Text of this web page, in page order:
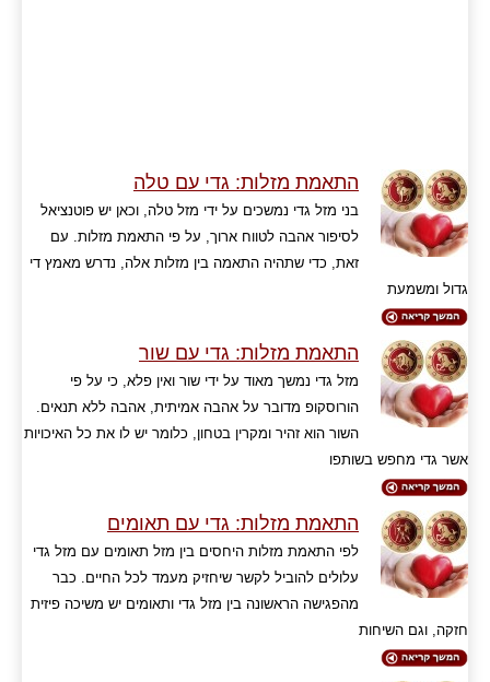
התאמת מזלות: גדי עם טלה
בני מזל גדי נמשכים על ידי מזל טלה, וכאן יש פוטנציאל
לסיפור אהבה לטווח ארוך, על פי התאמת מזלות. עם
זאת, כדי שתהיה התאמה בין מזלות אלה, נדרש מאמץ די
גדול ומשמעת
התאמת מזלות: גדי עם שור
מזל גדי נמשך מאוד על ידי שור ואין פלא, כי על פי
הורוסקופ מדובר על אהבה אמיתית, אהבה ללא תנאים.
השור הוא זהיר ומקרין בטחון, כלומר יש לו את כל האיכויות
אשר גדי מחפש בשותפו
התאמת מזלות: גדי עם תאומים
לפי התאמת מזלות היחסים בין מזל תאומים עם מזל גדי
עלולים להוביל לקשר שיחזיק מעמד לכל החיים. כבר
מהפגישה הראשונה בין מזל גדי ותאומים יש משיכה פיזית
חזקה, וגם השיחות